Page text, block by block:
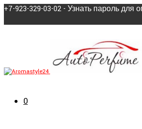
+7-923-329-03-02 - Узнать пароль для
0